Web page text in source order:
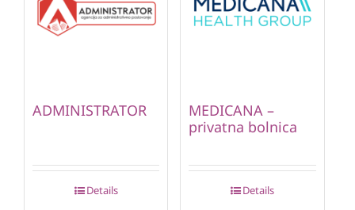
ADMINISTRATOR
Details
MEDICANA –
privatna bolnica
Details